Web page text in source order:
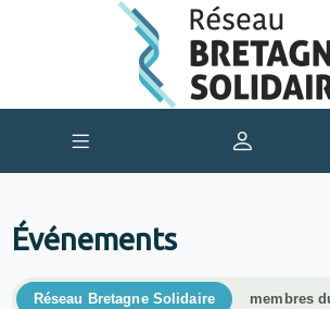
Événements
Réseau Bretagne Solidaire membres